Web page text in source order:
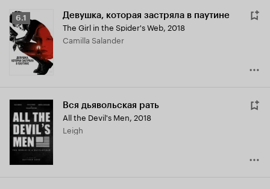
Рейтинг
Кинопоиска
6.1
6.1 Девушка, которая застряла в паутине
The Girl in the Spider's Web, 2018
Camilla Salander
Вся дьявольская рать
All the Devil's Men, 2018
Leigh